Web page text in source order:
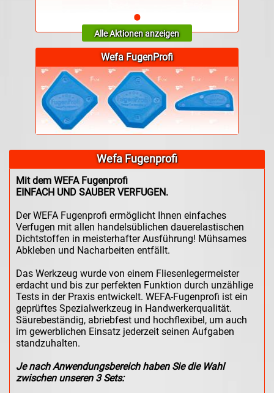
Alle Aktionen anzeigen
•
Wefa FugenProfi
Wefa Fugenprofi
Mit dem WEFA Fugenprofi
EINFACH UND SAUBER VERFUGEN.
Der WEFA Fugenprofi ermöglicht Ihnen einfaches
Verfugen mit allen handelsüblichen dauerelastischen
Dichtstoffen in meisterhafter Ausführung! Mühsames
Abkleben und Nacharbeiten entfällt.
Das Werkzeug wurde von einem Fliesenlegermeister
erdacht und bis zur perfekten Funktion durch unzählige
Tests in der Praxis entwickelt. WEFA-Fugenprofi ist ein
geprüftes Spezialwerkzeug in Handwerkerqualität.
Säurebeständig, abriebfest und hochflexibel, um auch
im gewerblichen Einsatz jederzeit seinen Aufgaben
standzuhalten.
Je nach Anwendungsbereich haben Sie die Wahl
zwischen unseren 3 Sets: